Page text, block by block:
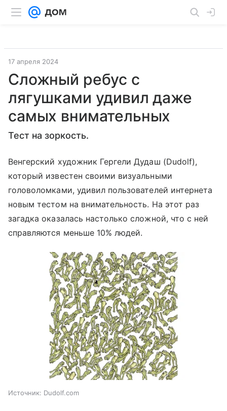
17 апреля 2024
Сложный ребус с
лягушками удивил даже
самых внимательных
Тест на зоркость.
Венгерский художник Гергели Дудаш (Dudolf),
который известен своими визуальными
головоломками, удивил пользователей интернета
новым тестом на внимательность. На этот раз
загадка оказалась настолько сложной, что с ней
справляются меньше 10% людей.
Источник: Dudolf.com